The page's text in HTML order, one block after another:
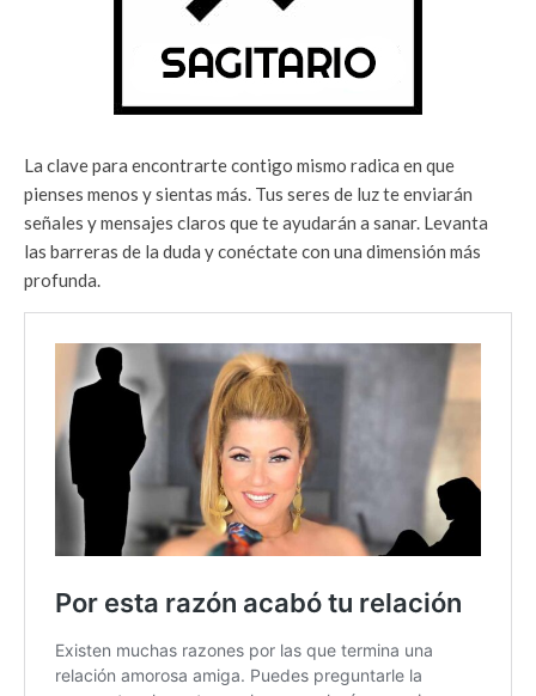
La clave para encontrarte contigo mismo radica en que
pienses menos y sientas más. Tus seres de luz te enviarán
señales y mensajes claros que te ayudarán a sanar. Levanta
las barreras de la duda y conéctate con una dimensión más
profunda.